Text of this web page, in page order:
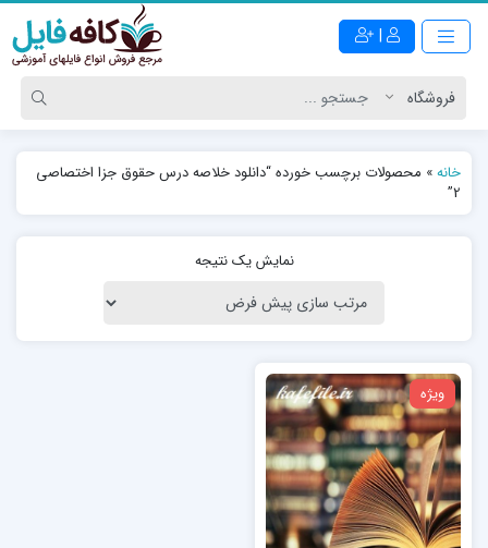
|
خانه» محصولات برچسب خورده “دانلود خلاصه درس حقوق جزا اختصاصی
2”
نمایش یک نتیجه
ویژه